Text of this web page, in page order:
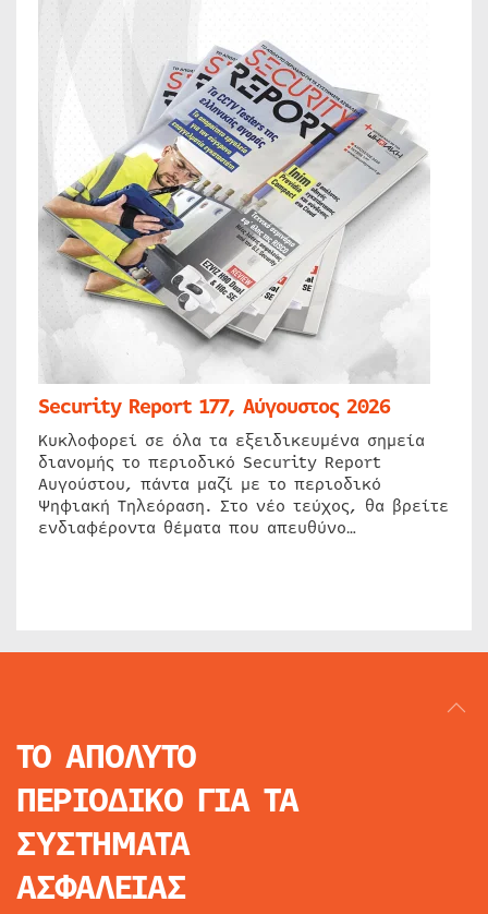
Security Report 177, Αύγουστος 2026
Κυκλοφορεί σε όλα τα εξειδικευμένα σημεία
διανομής το περιοδικό Security Report
Αυγούστου, πάντα μαζί με το περιοδικό
Ψηφιακή Τηλεόραση. Στο νέο τεύχος, θα βρείτε
ενδιαφέροντα θέματα που απευθύνο…
ΤΟ ΑΠΟΛΥΤΟ
ΠΕΡΙΟΔΙΚΟ ΓΙΑ ΤΑ
ΣΥΣΤΗΜΑΤΑ
ΑΣΦΑΛΕΙΑΣ